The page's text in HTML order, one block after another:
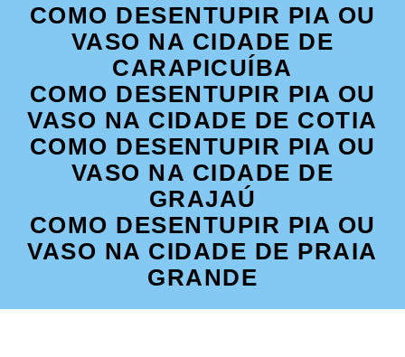
COMO DESENTUPIR PIA OU
VASO NA CIDADE DE
CARAPICUÍBA
COMO DESENTUPIR PIA OU
VASO NA CIDADE DE COTIA
COMO DESENTUPIR PIA OU
VASO NA CIDADE DE
GRAJAÚ
COMO DESENTUPIR PIA OU
VASO NA CIDADE DE PRAIA
GRANDE